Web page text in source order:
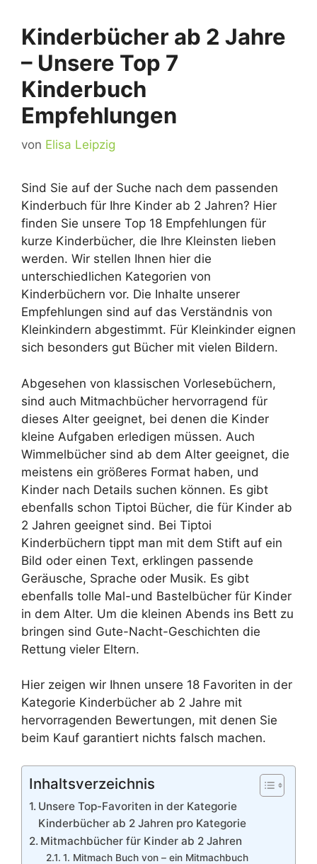
Kinderbücher ab 2 Jahre
– Unsere Top 7
Kinderbuch
Empfehlungen
von Elisa Leipzig
Sind Sie auf der Suche nach dem passenden
Kinderbuch für Ihre Kinder ab 2 Jahren? Hier
finden Sie unsere Top 18 Empfehlungen für
kurze Kinderbücher, die Ihre Kleinsten lieben
werden. Wir stellen Ihnen hier die
unterschiedlichen Kategorien von
Kinderbüchern vor. Die Inhalte unserer
Empfehlungen sind auf das Verständnis von
Kleinkindern abgestimmt. Für Kleinkinder eignen
sich besonders gut Bücher mit vielen Bildern.
Abgesehen von klassischen Vorlesebüchern,
sind auch Mitmachbücher hervorragend für
dieses Alter geeignet, bei denen die Kinder
kleine Aufgaben erledigen müssen. Auch
Wimmelbücher sind ab dem Alter geeignet, die
meistens ein größeres Format haben, und
Kinder nach Details suchen können. Es gibt
ebenfalls schon Tiptoi Bücher, die für Kinder ab
2 Jahren geeignet sind. Bei Tiptoi
Kinderbüchern tippt man mit dem Stift auf ein
Bild oder einen Text, erklingen passende
Geräusche, Sprache oder Musik. Es gibt
ebenfalls tolle Mal-und Bastelbücher für Kinder
in dem Alter. Um die kleinen Abends ins Bett zu
bringen sind Gute-Nacht-Geschichten die
Rettung vieler Eltern.
Hier zeigen wir Ihnen unsere 18 Favoriten in der
Kategorie Kinderbücher ab 2 Jahre mit
hervorragenden Bewertungen, mit denen Sie
beim Kauf garantiert nichts falsch machen.
Inhaltsverzeichnis
Unsere Top-Favoriten in der Kategorie
Kinderbücher ab 2 Jahren pro Kategorie
Mitmachbücher für Kinder ab 2 Jahren
1. Mitmach Buch von – ein Mitmachbuch